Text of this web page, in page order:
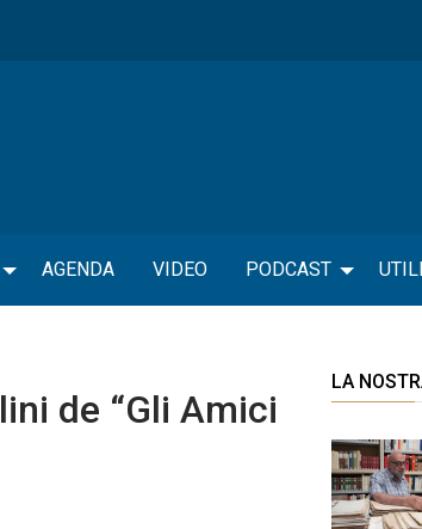
AGENDA VIDEO PODCAST
de “Gli Amici
LA